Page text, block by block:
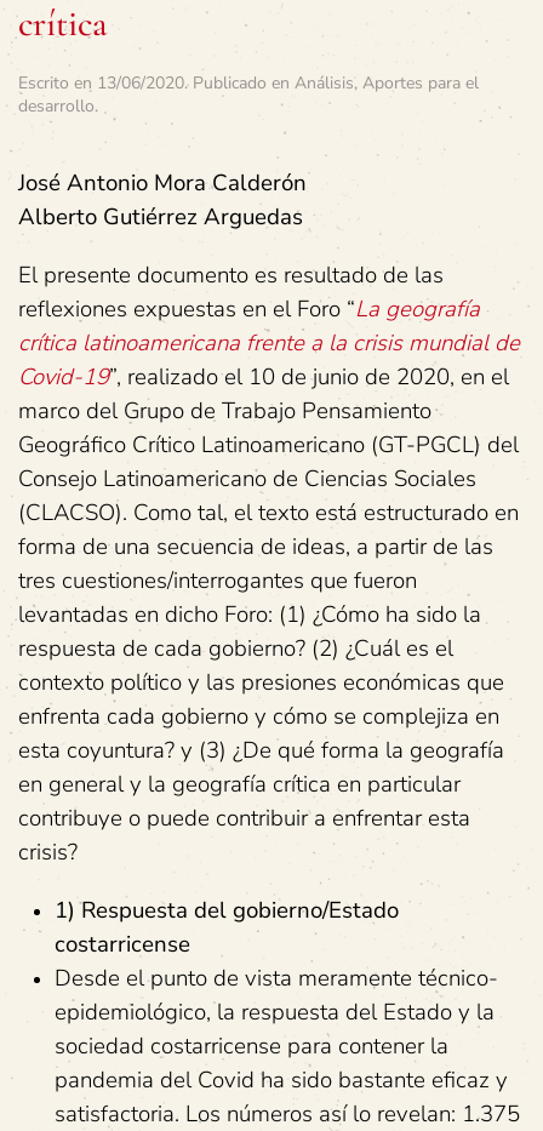
crítica
Escrito en 13/06/2020. Publicado en Análisis, Aportes para el
desarrollo.
José Antonio Mora Calderón
Alberto Gutiérrez Arguedas
El presente documento es resultado de las
reflexiones expuestas en el Foro “La geografía
crítica latinoamericana frente a la crisis mundial de
Covid-19”, realizado el 10 de junio de 2020, en el
marco del Grupo de Trabajo Pensamiento
Geográfico Crítico Latinoamericano (GT-PGCL) del
Consejo Latinoamericano de Ciencias Sociales
(CLACSO). Como tal, el texto está estructurado en
forma de una secuencia de ideas, a partir de las
tres cuestiones/interrogantes que fueron
levantadas en dicho Foro: (1) ¿Cómo ha sido la
respuesta de cada gobierno? (2) ¿Cuál es el
contexto político y las presiones económicas que
enfrenta cada gobierno y cómo se complejiza en
esta coyuntura? y (3) ¿De qué forma la geografía
en general y la geografía crítica en particular
contribuye o puede contribuir a enfrentar esta
crisis?
1) Respuesta del gobierno/Estado
costarricense
Desde el punto de vista meramente técnico-
epidemiológico, la respuesta del Estado y la
sociedad costarricense para contener la
pandemia del Covid ha sido bastante eficaz y
satisfactoria. Los números así lo revelan: 1.375